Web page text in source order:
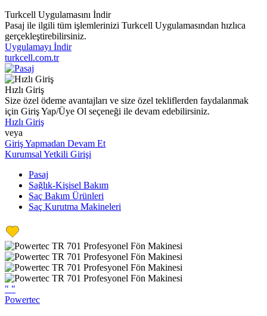
Turkcell Uygulamasını İndir
Pasaj ile ilgili tüm işlemlerinizi Turkcell Uygulamasından hızlıca
gerçekleştirebilirsiniz.
Uygulamayı İndir
turkcell.com.tr
Hızlı Giriş
Size özel ödeme avantajları ve size özel tekliflerden faydalanmak
için Giriş Yap/Üye Ol seçeneği ile devam edebilirsiniz.
Hızlı Giriş
veya
Giriş Yapmadan Devam Et
Kurumsal Yetkili Girişi
Pasaj
Sağlık-Kişisel Bakım
Saç Bakım Ürünleri
Saç Kurutma Makineleri
" "
Powertec